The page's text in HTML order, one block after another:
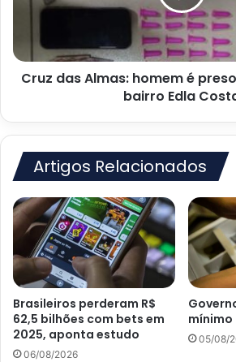
preso
drogas
no
bairro
Cruz das Almas: homem é
bairro Edla
Artigos Relacionados
Brasileiros perderam R$
62,5 bilhões com bets em
2025, aponta estudo
06/08/2026
mínimo
05/08/